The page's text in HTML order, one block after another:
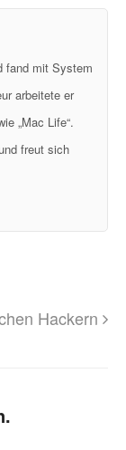
fand mit System
arbeitete er
„Mac Life“.
freut sich
Hackern